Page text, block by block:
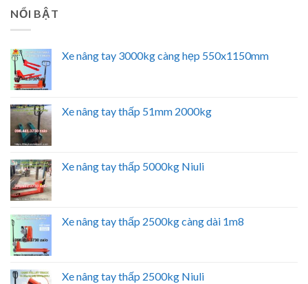
NỔI BẬT
Xe nâng tay 3000kg càng hẹp 550x1150mm
Xe nâng tay thấp 51mm 2000kg
Xe nâng tay thấp 5000kg Niuli
Xe nâng tay thấp 2500kg càng dài 1m8
Xe nâng tay thấp 2500kg Niuli